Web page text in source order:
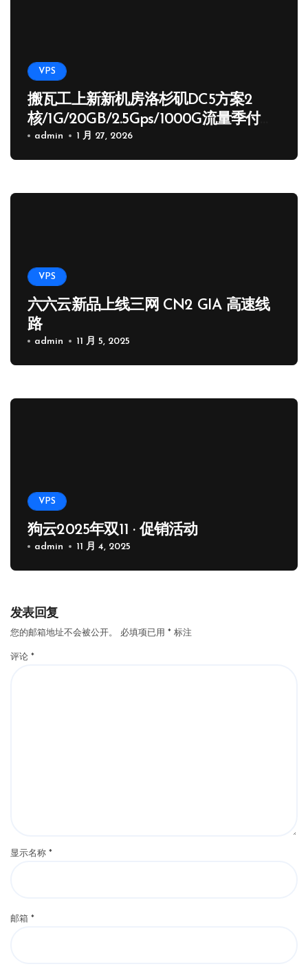
VPS
搬瓦工上新新机房洛杉矶DC5方案2
核/1G/20GB/2.5Gps/1000G流量季付
65.89 USD
admin 1 月 27, 2026
VPS
六六云新品上线三网 CN2 GIA 高速线
路
admin 11 月 5, 2025
VPS
狗云2025年双11 · 促销活动
admin 11 月 4, 2025
发表回复
您的邮箱地址不会被公开。 必填项已用 * 标注
评论 *
显示名称 *
邮箱 *